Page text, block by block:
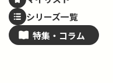
シリーズ一覧
特集・ コラム